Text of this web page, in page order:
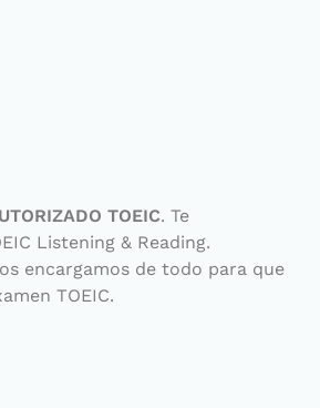
TOEIC. Te
Listening & Reading.
encargamos de todo para que
TOEIC.